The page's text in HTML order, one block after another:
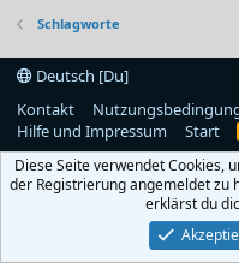
Schlagworte
Deutsch [Du]
Kontakt
Hilfe und Impressum
Start
Diese Seite verwendet Cookies,
der Registrierung angemeldet zu
erklärst du